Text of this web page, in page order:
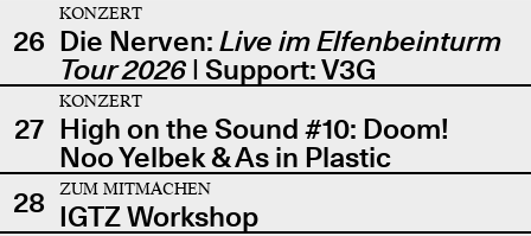
26
KONZERT
Die Nerven: Live im Elfenbeinturm
Tour 2026| Support: V3G
27
KONZERT
High on the Sound #10: Doom!
Noo Yelbek & As in Plastic
28
ZUM MITMACHEN
IGTZ Workshop